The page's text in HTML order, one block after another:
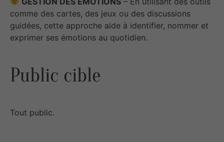
comme des cartes, des jeux ou des discussions
guidées, cette approche aide à identifier, nommer et
exprimer ses émotions au quotidien.
Public cible
Tout public.